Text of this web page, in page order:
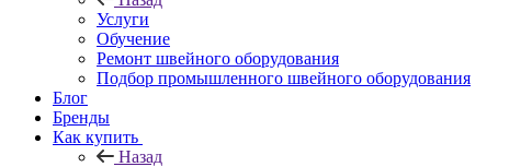
Услуги
Обучение
Ремонт швейного оборудования
Подбор промышленного швейного оборудования
Блог
Бренды
Как купить
Назад